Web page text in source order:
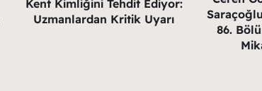
Kent Kimliğini Tehdit Ediyor:
Uzmanlardan Kritik Uyarı
86.